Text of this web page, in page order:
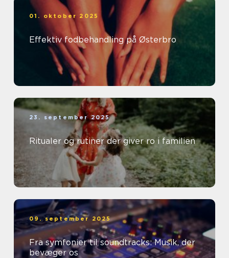
01. oktober 2025
Effektiv fodbehandling på Østerbro
23. september 2025
Ritualer og rutiner der giver ro i familien
09. september 2025
Fra symfonier til soundtracks: Musik, der
bevæger os